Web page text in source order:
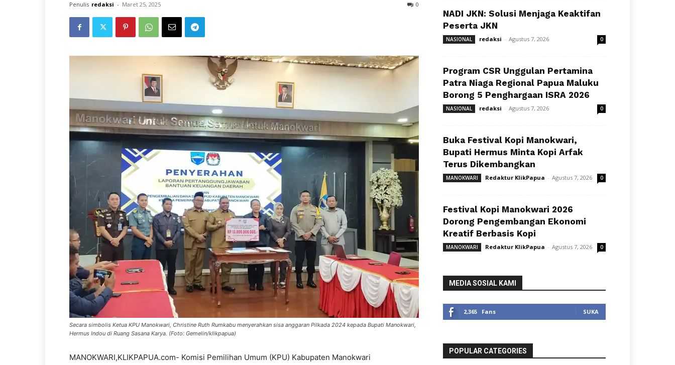
Penulis redaksi - Maret 25, 2025 0
Secara simbolis Ketua KPU Manokwari, Christine Ruth Rumkabu menyerahkan sisa anggaran Pilkada 2024 kepada Bupati Manokwari,
Hermus Indou di Ruang Sasana Karya. (Foto: Gemelin/klikpapua)
MANOKWARI,KLIKPAPUA.com- Komisi Pemilihan Umum (KPU) Kabupaten Manokwari
NADI JKN: Solusi Menjaga Keaktifan
Peserta JKN
NASIONAL redaksi - Agustus 7, 2026 0
Program CSR Unggulan Pertamina
Patra Niaga Regional Papua Maluku
Borong 5 Penghargaan ISRA 2026
NASIONAL redaksi - Agustus 7, 2026 0
Buka Festival Kopi Manokwari,
Bupati Hermus Minta Kopi Arfak
Terus Dikembangkan
MANOKWARI Redaktur KlikPapua - Agustus 7, 2026 0
Festival Kopi Manokwari 2026
Dorong Pengembangan Ekonomi
Kreatif Berbasis Kopi
MANOKWARI Redaktur KlikPapua - Agustus 7, 2026 0
MEDIA SOSIAL KAMI
2,365 Fans SUKA
POPULAR CATEGORIES